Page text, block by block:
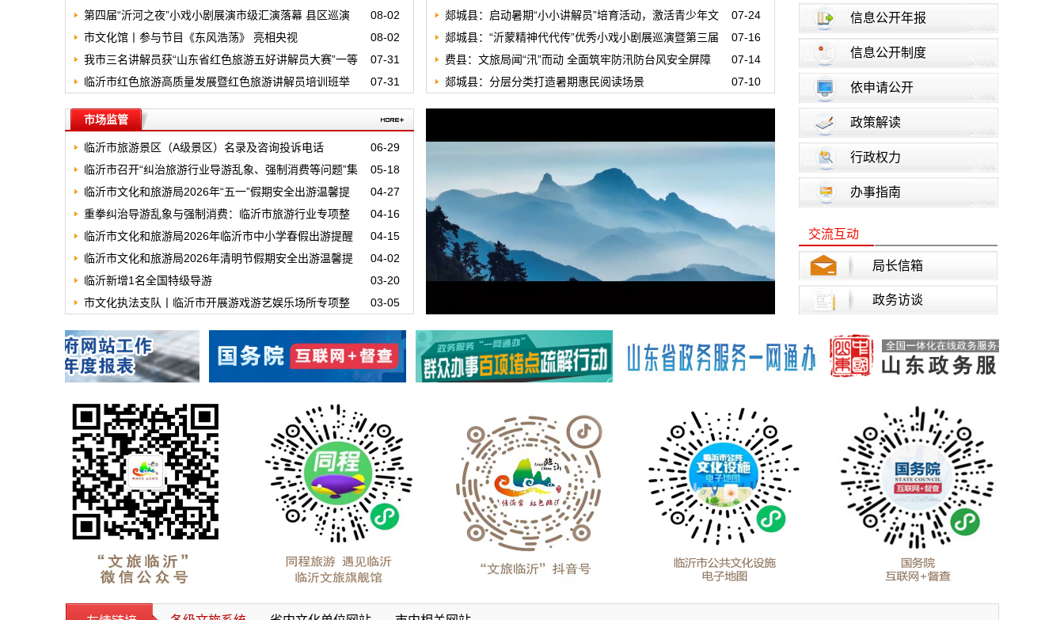
第四届“沂河之夜”小戏小剧展演市级汇演落幕 县区巡演
即将开启
08-02
市文化馆丨参与节目《东风浩荡》 亮相央视
08-02
我市三名讲解员获“山东省红色旅游五好讲解员大赛”一等
奖
07-31
临沂市红色旅游高质量发展暨红色旅游讲解员培训班举
07-31
郯城县：启动暑期“小小讲解员”培育活动，激活青少年文
化传播新力量
07-24
郯城县：“沂蒙精神代代传”优秀小戏小剧展巡演暨第三届
县乡村三级小戏小剧联演联赛颁奖仪式
07-16
费县：文旅局闻“汛”而动 全面筑牢防汛防台风安全屏障
07-14
郯城县：分层分类打造暑期惠民阅读场景
07-10
市场监管
临沂市旅游景区（A级景区）名录及咨询投诉电话
06-29
临沂市召开“纠治旅游行业导游乱象、强制消费等问题”集
中整治工作推进会
05-18
临沂市文化和旅游局2026年“五一”假期安全出游温馨提
示
04-27
重拳纠治导游乱象与强制消费：临沂市旅游行业专项整
治推进会暨旅游执法"以案施训"培训班开班
04-16
临沂市文化和旅游局2026年临沂市中小学春假出游提醒
04-15
临沂市文化和旅游局2026年清明节假期安全出游温馨提
示
04-02
临沂新增1名全国特级导游
03-20
市文化执法支队丨临沂市开展游戏游艺娱乐场所专项整
03-05
信息公开年报
信息公开制度
依申请公开
政策解读
行政权力
办事指南
交流互动
局长信箱
政务访谈